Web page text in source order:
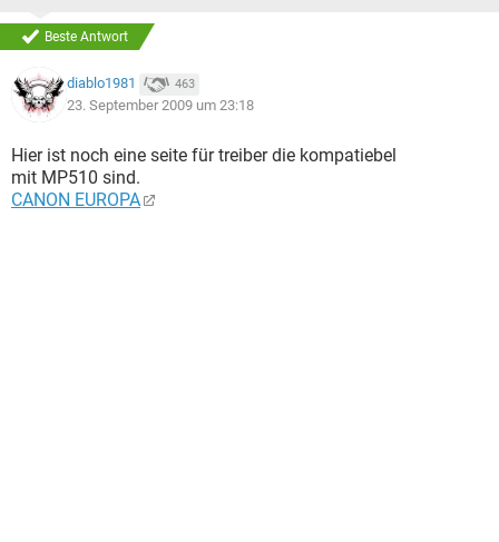
Beste Antwort
diablo1981 463
23. September 2009 um 23:18
Hier ist noch eine seite für treiber die kompatiebel
mit MP510 sind.
CANON EUROPA